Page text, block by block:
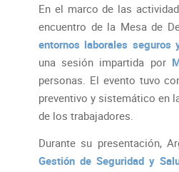
En el marco de las
encuentro de la Mesa de
entornos laborales seguros
una sesión impartida por
personas. El evento tuvo
preventivo y sistemático en
de los trabajadores.
Durante su presentación,
Gestión de Seguridad y